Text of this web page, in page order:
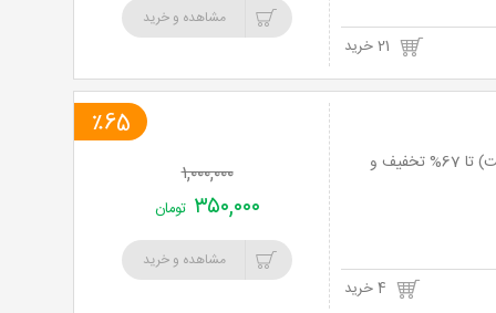
مشاهده و خرید
کرایولیپولیز نواحی شکم ، پهلوها،بازوها ، کول و بغل ران در مطب دکتر رسولی (پل مدیریت) تا 67% تخفیف و
٪65
۱,۰۰۰,۰۰۰
۳۵۰,۰۰۰ تومان
مشاهده و خرید